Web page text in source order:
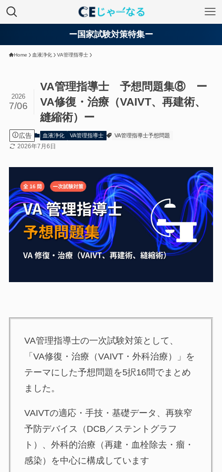
ー国家試験対策特集ー
Home 血液浄化 VA管理指導士
VA管理指導士 予想問題集⑧ ー
VA修復・治療（VAIVT、再建術、
縫縮術）ー
2026
7/06
広告 血液浄化 VA管理指導士 VA管理指導士予想問題
2026年7月6日
VA管理指導士の一次試験対策として、
「VA修復・治療（VAIVT・外科治療）」を
テーマにした予想問題を5択16問でまとめ
ました。
VAIVTの適応・手技・基礎データ、再狭窄
予防デバイス（DCB／ステントグラフ
ト）、外科的治療（再建・血栓除去・瘤・
感染）を中心に構成しています